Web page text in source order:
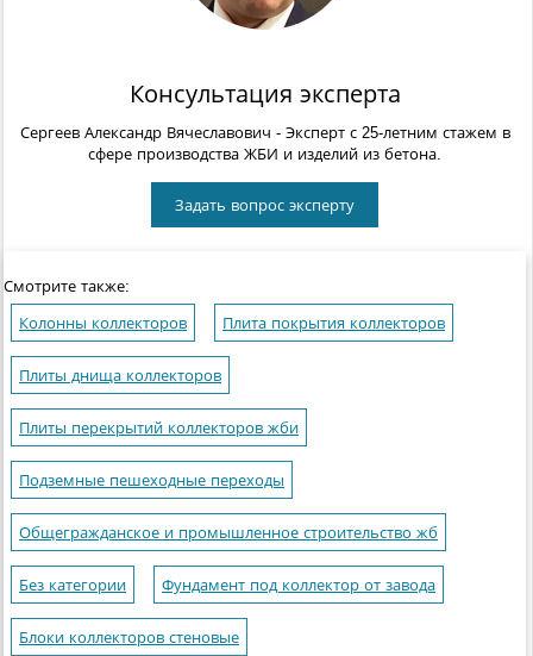
Консультация эксперта
Сергеев Александр Вячеславович - Эксперт с 25-летним стажем в
сфере производства ЖБИ и изделий из бетона.
Задать вопрос эксперту
Смотрите также:
Колонны коллекторов Плита покрытия коллекторов
Плиты днища коллекторов
Плиты перекрытий коллекторов жби
Подземные пешеходные переходы
Общегражданское и промышленное строительство жб
Без категории Фундамент под коллектор от завода
Блоки коллекторов стеновые